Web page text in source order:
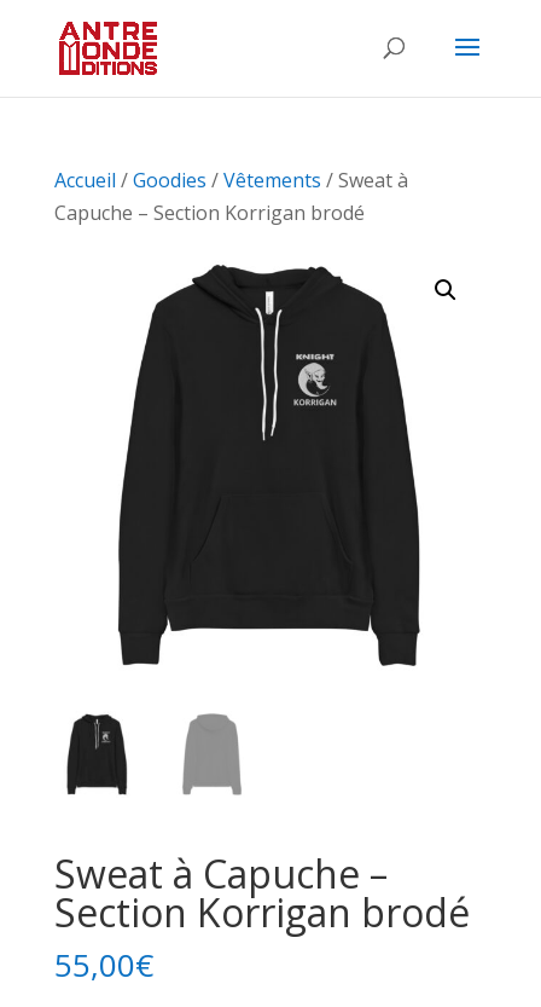
Accueil /Goodies /Vêtements / Sweat à
Capuche – Section Korrigan brodé
Sweat à Capuche –
Section Korrigan brodé
55,00€